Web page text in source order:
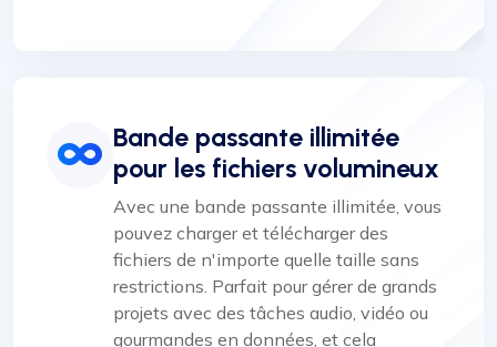
Bande passante illimitée
pour les fichiers volumineux
Avec une bande passante illimitée, vous
pouvez charger et télécharger des
fichiers de n'importe quelle taille sans
restrictions. Parfait pour gérer de grands
projets avec des tâches audio, vidéo ou
gourmandes en données, et cela